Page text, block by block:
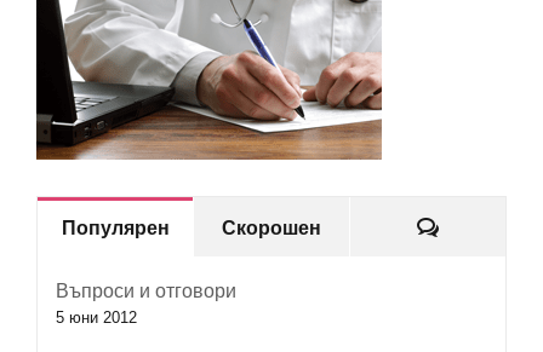
Популярен Скорошен Коментари
Въпроси и отговори
5 юни 2012